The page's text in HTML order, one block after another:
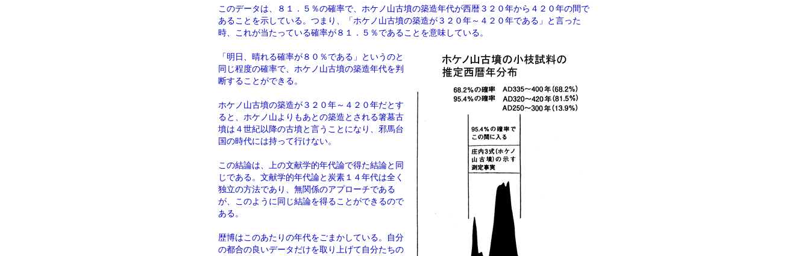
このデータは、８１．５％の確率で、ホケノ山古墳の築造年代が西暦３２０年から４２０年の間で
あることを示している。つまり、「ホケノ山古墳の築造が３２０年～４２０年である」と言った
時、これが当たっている確率が８１．５％であることを意味している。
「明日、晴れる確率が８０％である」というのと
同じ程度の確率で、ホケノ山古墳の築造年代を判
断することができる。
ホケノ山古墳の築造が３２０年～４２０年だとす
ると、ホケノ山よりもあとの築造とされる箸墓古
墳は４世紀以降の古墳と言うことになり、邪馬台
国の時代には持って行けない。
この結論は、上の文献学的年代論で得た結論と同
じである。文献学的年代論と炭素１４年代は全く
独立の方法であり、無関係のアプローチである
が、このように同じ結論を得ることができるので
ある。
歴博はこのあたりの年代をごまかしている。自分
の都合の良いデータだけを取り上げて自分たちの